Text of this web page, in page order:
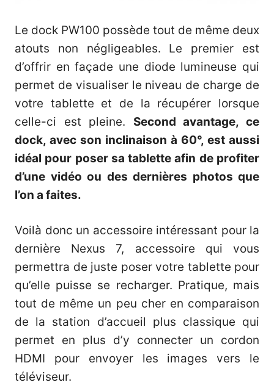
Le dock PW100 possède tout de même deux
atouts non négligeables. Le premier est
d’offrir en façade une diode lumineuse qui
permet de visualiser le niveau de charge de
votre tablette et de la récupérer lorsque
celle-ci est pleine. Second avantage, ce
dock, avec son inclinaison à 60°, est aussi
idéal pour poser sa tablette afin de profiter
d’une vidéo ou des dernières photos que
l’on a faites.
Voilà donc un accessoire intéressant pour la
dernière Nexus 7, accessoire qui vous
permettra de juste poser votre tablette pour
qu’elle puisse se recharger. Pratique, mais
tout de même un peu cher en comparaison
de la station d’accueil plus classique qui
permet en plus d’y connecter un cordon
HDMI pour envoyer les images vers le
téléviseur.